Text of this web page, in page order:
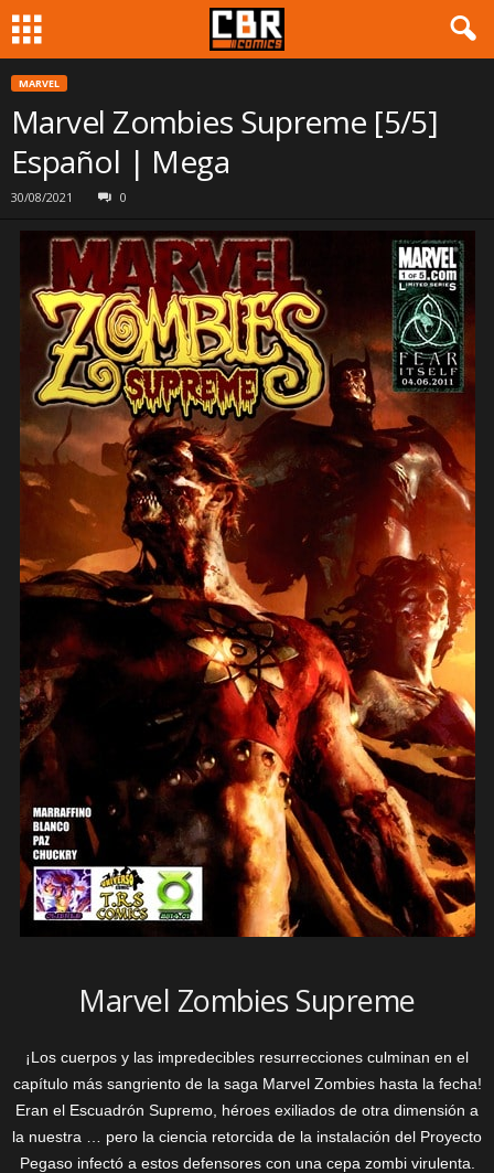
MARVEL
Marvel Zombies Supreme [5/5]
Español | Mega
30/08/2021 0
Marvel Zombies Supreme
¡Los cuerpos y las impredecibles resurrecciones culminan en el
capítulo más sangriento de la saga Marvel Zombies hasta la fecha!
Eran el Escuadrón Supremo, héroes exiliados de otra dimensión a
la nuestra … pero la ciencia retorcida de la instalación del Proyecto
Pegaso infectó a estos defensores con una cepa zombi virulenta.